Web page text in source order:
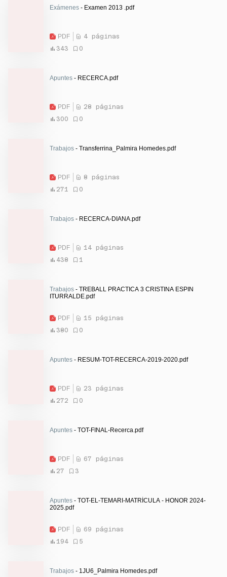
Exámenes - Examen 2013 .pdf
PDF
4 páginas
343
0
Apuntes - RECERCA.pdf
PDF
28 páginas
300
0
Trabajos - Transferrina_Palmira Homedes.pdf
PDF
8 páginas
271
0
Trabajos - RECERCA-DIANA.pdf
PDF
14 páginas
438
1
Trabajos - TREBALL PRACTICA 3 CRISTINA ESPIN
ITURRALDE.pdf
PDF
15 páginas
380
0
Apuntes - RESUM-TOT-RECERCA-2019-2020.pdf
PDF
23 páginas
272
0
Apuntes - TOT-FINAL-Recerca.pdf
PDF
67 páginas
27
3
Apuntes - TOT-EL-TEMARI-MATRÍCULA - HONOR 2024-
2025.pdf
PDF
69 páginas
194
5
Trabajos - 1JU6_Palmira Homedes.pdf